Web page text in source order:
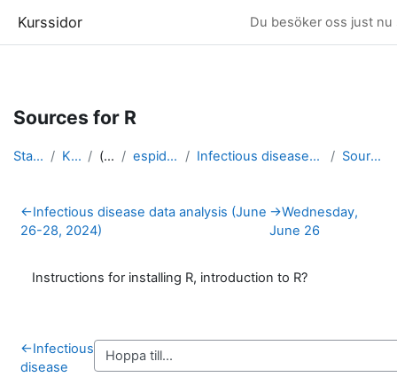
Kurssidor Du besöker oss just nu
Sources for R
Startsida Kurser (dold) espidam 2024 Infectious disease data analysis 2024 Sources for R
Avsnittsöversikt
←Infectious disease data analysis (June
26-28, 2024)
→Wednesday,
June 26
Instructions for installing R, introduction to R?
←Infectious
disease